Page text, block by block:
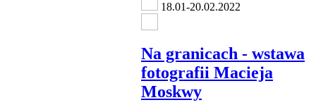
18.01-20.02.2022
Na granicach - wstawa
fotografii Macieja
Moskwy